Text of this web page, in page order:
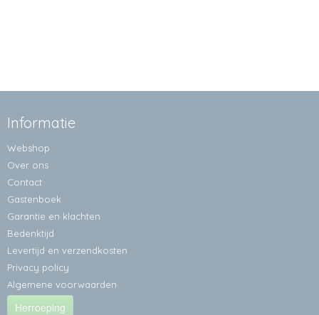
Informatie
Webshop
Over ons
Contact
Gastenboek
Garantie en klachten
Bedenktijd
Levertijd en verzendkosten
Privacy policy
Algemene voorwaarden
Herroeping